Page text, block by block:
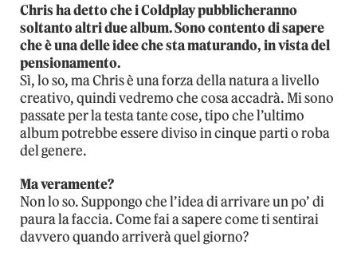
Chris ha detto che i Coldplay pubblicheranno
soltanto altri due album. Sono contento di sapere
che è una delle idee che sta maturando, in vista del
pensionamento.
Sì, lo so, ma Chris è una forza della natura a livello
creativo, quindi vedremo che cosa accadrà. Mi sono
passate per la testa tante cose, tipo che l’ultimo
album potrebbe essere diviso in cinque parti o roba
del genere.
Ma veramente?
Non lo so. Suppongo che l’idea di arrivare un po’ di
paura la faccia. Come fai a sapere come ti sentirai
davvero quando arriverà quel giorno?